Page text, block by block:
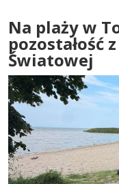
Na plaży w
pozostałość
Światowej